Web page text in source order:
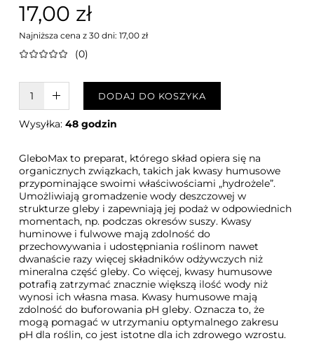
17,00 zł
Najniższa cena z 30 dni: 17,00 zł
(0)
W KOSZYKU :)DODAJ DO KOSZYKA
Wysyłka:48 godzin
GleboMax to preparat, którego skład opiera się na
organicznych związkach, takich jak kwasy humusowe
przypominające swoimi właściwościami „hydrożele”.
Umożliwiają gromadzenie wody deszczowej w
strukturze gleby i zapewniają jej podaż w odpowiednich
momentach, np. podczas okresów suszy. Kwasy
huminowe i fulwowe mają zdolność do
przechowywania i udostępniania roślinom nawet
dwanaście razy więcej składników odżywczych niż
mineralna część gleby. Co więcej, kwasy humusowe
potrafią zatrzymać znacznie większą ilość wody niż
wynosi ich własna masa. Kwasy humusowe mają
zdolność do buforowania pH gleby. Oznacza to, że
mogą pomagać w utrzymaniu optymalnego zakresu
pH dla roślin, co jest istotne dla ich zdrowego wzrostu.